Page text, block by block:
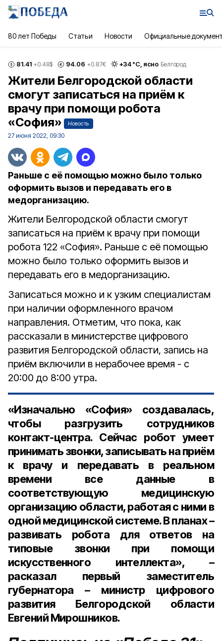
80 лет Победы Статьи Новости Официальные
81.41 +0.48$ 94.06 +0.87€ +34°С, ясно Белгород
Жители Белгородской области
смогут записаться на приём к
врачу при помощи робота
«София»
Новость
27 июня 2022, 09:30
Раньше с её помощью можно было только
оформить вызов и передавать его в
медорганизацию.
Жители Белгородской области смогут
записаться на приём к врачу при помощи
робота 122 «София». Раньше с её помощью
можно было только оформить вызов и
передавать его в медорганизацию.
Записаться можно и к узким специалистам
при наличии оформленного врачом
направления. Отметим, что пока, как
рассказали в министерстве цифрового
развития Белгородской области, запись на
приём включили в нерабочее время - с
20:00 до 8:00 утра.
«Изначально «София» создавалась,
чтобы разгрузить сотрудников
контакт-центра. Сейчас робот умеет
принимать звонки, записывать на приём
к врачу и передавать в реальном
времени все данные в
соответствующую медицинскую
организацию области, работая с ними в
одной медицинской системе. В планах –
развивать робота для ответов на
типовые звонки при помощи
искусственного интеллекта», –
расказал первый заместитель
губернатора – министр цифрового
развития Белгородской области
Евгений Мирошников.